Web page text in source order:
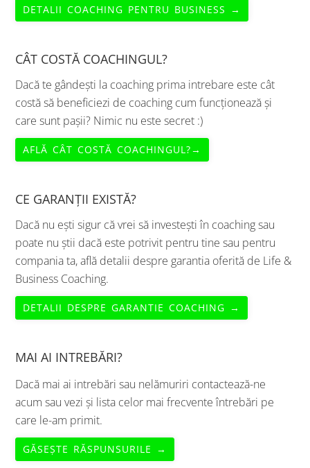
DETALII COACHING PENTRU BUSINESS →
CÂT COSTĂ COACHINGUL?
Dacă te gândești la coaching prima intrebare este cât
costă să beneficiezi de coaching cum funcționează și
care sunt pașii? Nimic nu este secret :)
AFLĂ CÂT COSTĂ COACHINGUL?→
CE GARANȚII EXISTĂ?
Dacă nu ești sigur că vrei să investești în coaching sau
poate nu știi dacă este potrivit pentru tine sau pentru
compania ta, află detalii despre garantia oferită de Life &
Business Coaching.
DETALII DESPRE GARANTIE COACHING →
MAI AI INTREBĂRI?
Dacă mai ai intrebări sau nelămuriri contactează-ne
acum sau vezi și lista celor mai frecvente întrebări pe
care le-am primit.
GĂSEȘTE RĂSPUNSURILE →